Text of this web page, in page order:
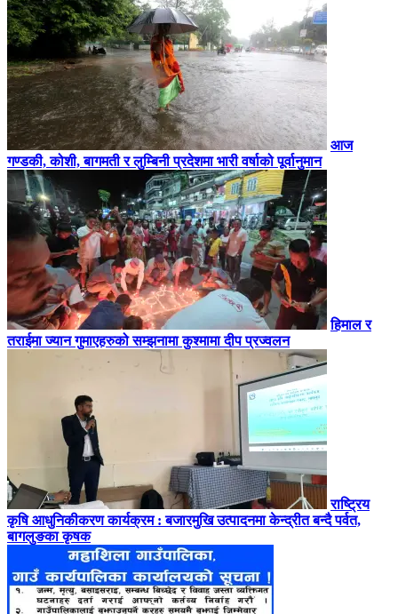
आज
गण्डकी, कोशी, बागमती र लुम्बिनी प्रदेशमा भारी वर्षाको पूर्वानुमान
हिमाल र
तराईमा ज्यान गुमाएहरुको सम्झनामा कुश्मामा दीप प्रज्वलन
राष्ट्रिय
कृषि आधुनिकीकरण कार्यक्रम : बजारमुखि उत्पादनमा केन्द्रीत बन्दै पर्वत,
बागलुङका कृषक